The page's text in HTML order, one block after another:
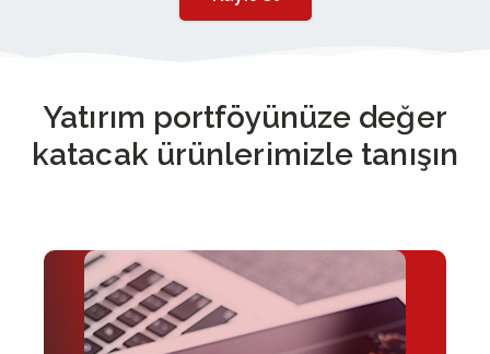
Yatırım portföyünüze değer
katacak ürünlerimizle tanışın